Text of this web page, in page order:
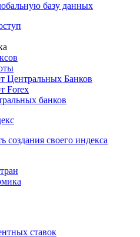
7-дневный
базу данных
Центральных Банков
банков
создания своего индекса